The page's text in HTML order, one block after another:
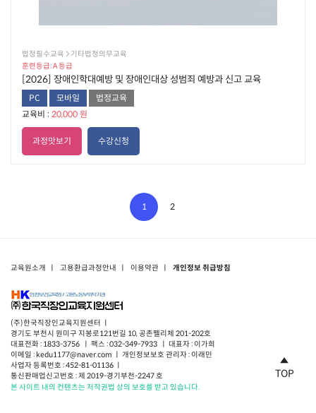
법정필수교육  기타법정의무교육
훈련등급: A 등급
[2026] 장애인학대예방 및 장애인대상 성범죄 예방과 신고 교육
PC 모바일
법정교육
교육비 : 20,000 원
과정맛보기 수강신청
1 2
교육원소개 고용환급과정안내 이용약관 개인정보 취급방침
(주)한국직장인교육지원센터 ㅣ
경기도 부천시 원미구 지봉로121번길 10, 공존펠리체 201-202호
대표전화 : 1833-3756 ㅣ 팩스 : 032-349-7933 ㅣ 대표자 : 이가희
이메일 : kedu1177@naver.com ㅣ 개인정보보호 관리자 : 이래민
사업자 등록번호 : 452-81-01136 ㅣ
통신판매업신고번호 : 제 2019-경기부천-2247 호
본 사이트 내의 컨텐츠는 저작권법 상의 보호를 받고 있습니다.
TOP